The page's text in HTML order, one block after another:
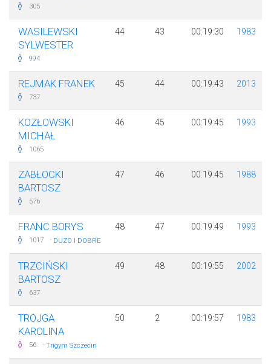
305
WASILEWSKI
SYLWESTER
994
44 43 00:19:30 1983
REJMAK FRANEK
737
45 44 00:19:43 2013
KOZŁOWSKI
MICHAŁ
1065
46 45 00:19:45 1993
ZABŁOCKI
BARTOSZ
576
47 46 00:19:45 1988
FRANC BORYS
1017 · DUZO I DOBRE
48 47 00:19:49 1993
TRZCIŃSKI
BARTOSZ
637
49 48 00:19:55 2002
TROJGA
KAROLINA
56 · Trigym Szczecin
50 2 00:19:57 1983